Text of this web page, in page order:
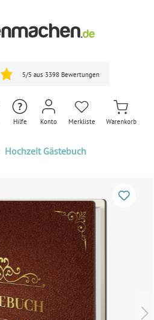
5/5 aus 3398 Bewertungen
Hilfe Konto Merkliste Warenkorb
Hochzeit Gästebuch